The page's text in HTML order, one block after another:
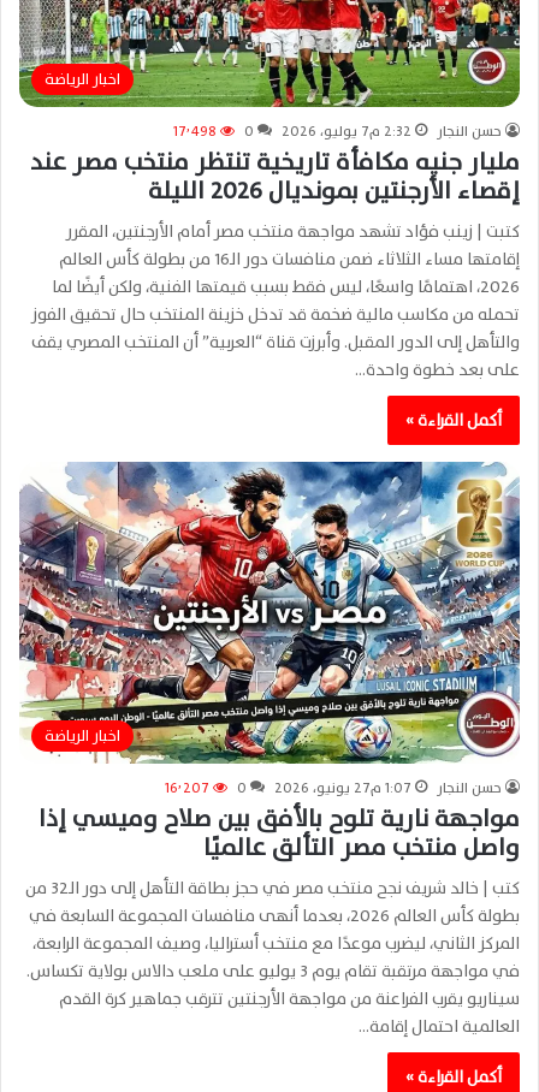
اخبار الرياضة
حسن النجار 2:32 م7 يوليو، 2026 0 17٬498
مليار جنيه مكافأة تاريخية تنتظر منتخب مصر عند
إقصاء الأرجنتين بمونديال 2026 الليلة
كتبت | زينب فؤاد تشهد مواجهة منتخب مصر أمام الأرجنتين، المقرر
إقامتها مساء الثلاثاء ضمن منافسات دور الـ16 من بطولة كأس العالم
2026، اهتمامًا واسعًا، ليس فقط بسبب قيمتها الفنية، ولكن أيضًا لما
تحمله من مكاسب مالية ضخمة قد تدخل خزينة المنتخب حال تحقيق الفوز
والتأهل إلى الدور المقبل. وأبرزت قناة “العربية” أن المنتخب المصري يقف
على بعد خطوة واحدة…
أكمل القراءة »
اخبار الرياضة
حسن النجار 1:07 م27 يونيو، 2026 0 16٬207
مواجهة نارية تلوح بالأفق بين صلاح وميسي إذا
واصل منتخب مصر التألق عالميًا
كتب | خالد شريف نجح منتخب مصر في حجز بطاقة التأهل إلى دور الـ32 من
بطولة كأس العالم 2026، بعدما أنهى منافسات المجموعة السابعة في
المركز الثاني، ليضرب موعدًا مع منتخب أستراليا، وصيف المجموعة الرابعة،
في مواجهة مرتقبة تقام يوم 3 يوليو على ملعب دالاس بولاية تكساس.
سيناريو يقرب الفراعنة من مواجهة الأرجنتين تترقب جماهير كرة القدم
العالمية احتمال إقامة…
أكمل القراءة »